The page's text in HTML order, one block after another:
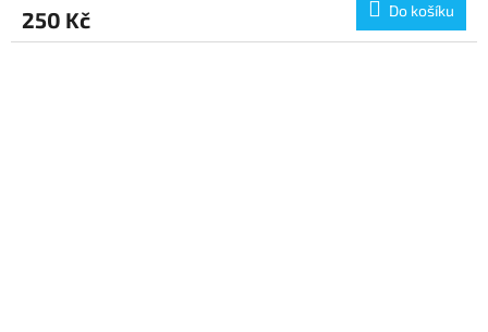
250 Kč Do košíku